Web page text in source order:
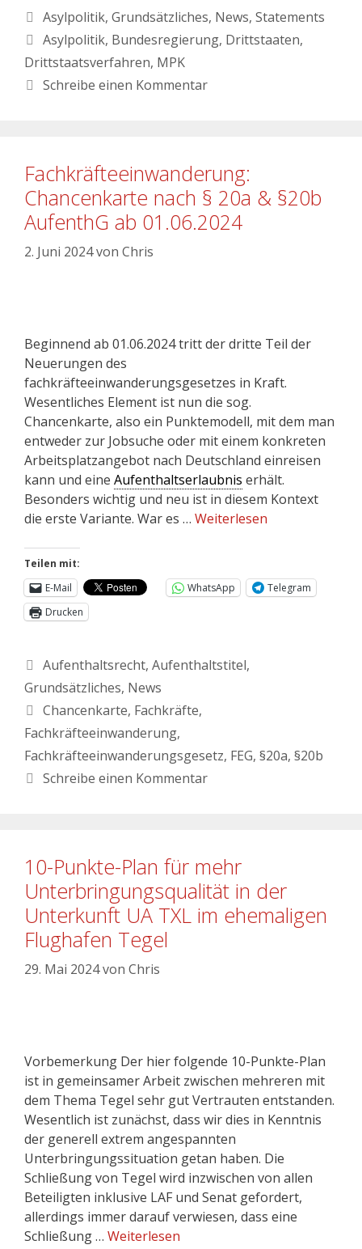
Asylpolitik, Grundsätzliches, News, Statements
Asylpolitik, Bundesregierung, Drittstaaten,
Drittstaatsverfahren, MPK
Schreibe einen Kommentar
Fachkräfteeinwanderung:
Chancenkarte nach § 20a & §20b
AufenthG ab 01.06.2024
2. Juni 2024von Chris
Beginnend ab 01.06.2024 tritt der dritte Teil der
Neuerungen des
fachkräfteeinwanderungsgesetzes in Kraft.
Wesentliches Element ist nun die sog.
Chancenkarte, also ein Punktemodell, mit dem man
entweder zur Jobsuche oder mit einem konkreten
Arbeitsplatzangebot nach Deutschland einreisen
kann und eine Aufenthaltserlaubnis erhält.
Besonders wichtig und neu ist in diesem Kontext
die erste Variante. War es … Weiterlesen
Teilen mit:
E-Mail
WhatsApp
Telegram
Drucken
Aufenthaltsrecht, Aufenthaltstitel,
Grundsätzliches, News
Chancenkarte, Fachkräfte,
Fachkräfteeinwanderung,
Fachkräfteeinwanderungsgesetz, FEG, §20a, §20b
Schreibe einen Kommentar
10-Punkte-Plan für mehr
Unterbringungsqualität in der
Unterkunft UA TXL im ehemaligen
Flughafen Tegel
29. Mai 2024von Chris
Vorbemerkung Der hier folgende 10-Punkte-Plan
ist in gemeinsamer Arbeit zwischen mehreren mit
dem Thema Tegel sehr gut Vertrauten entstanden.
Wesentlich ist zunächst, dass wir dies in Kenntnis
der generell extrem angespannten
Unterbringungssituation getan haben. Die
Schließung von Tegel wird inzwischen von allen
Beteiligten inklusive LAF und Senat gefordert,
allerdings immer darauf verwiesen, dass eine
Schließung … Weiterlesen